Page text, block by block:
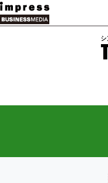
メ
イ
テ
に